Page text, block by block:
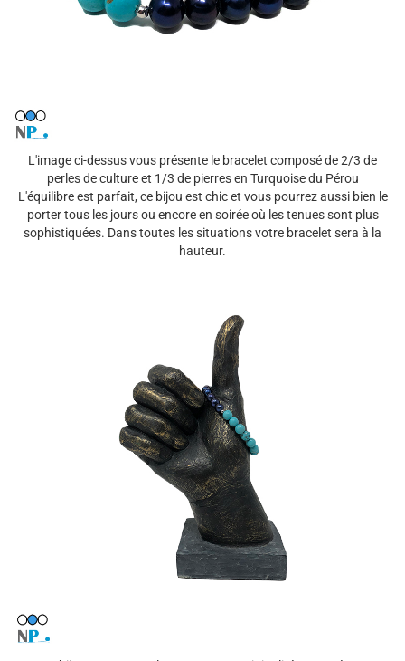
L'image ci-dessus vous présente le bracelet composé de 2/3 de
perles de culture et 1/3 de pierres en Turquoise du Pérou
L'équilibre est parfait, ce bijou est chic et vous pourrez aussi bien le
porter tous les jours ou encore en soirée où les tenues sont plus
sophistiquées. Dans toutes les situations votre bracelet sera à la
hauteur.